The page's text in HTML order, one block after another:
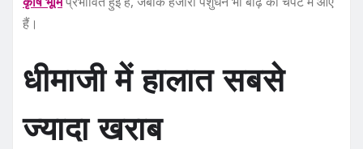
हैं।
धीमाजी में हालात सबसे
ज्यादा खराब